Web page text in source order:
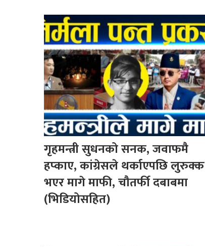
गृहमन्त्री सुधनको सनक, जवाफमै
हप्काए, कांग्रेसले थर्काएपछि लुरुक्क
भएर मागे माफी, चौतर्फी दबाबमा
(भिडियोसहित)